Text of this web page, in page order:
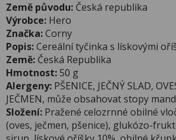
Země původu: Česká republika
Výrobce: Hero
Značka:Corny
Popis:Cereální tyčinka s lískovými
Země: Česká Republika
Hmotnost:50 g
Alergeny: PŠENICE, JEČNÝ SLAD,
JEČMEN, může obsahovat stopy
Složení: Pražené celozrnné obilné
(oves, ječmen, pšenice), glukózo-